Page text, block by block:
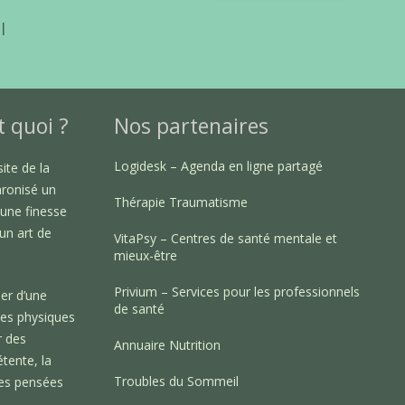
quoi ?
de la
un
finesse
art de
d’une
physiques
des
la
pensées
Nos partenaires
Logidesk – Agenda en ligne partagé
Thérapie Traumatisme
VitaPsy – Centres de santé mentale et
mieux-être
Privium – Services pour les professionnels
de santé
Annuaire Nutrition
Troubles du Sommeil